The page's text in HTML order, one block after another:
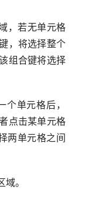
，若无单元格
，将选择整个
组合键将选择
单元格后，
点击某单元格
两单元格之间
。